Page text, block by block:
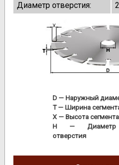
Диаметр отверстия:
D— Наружный
T— Ширина
X— Высота сегмента
H— Диаметр
отверстия